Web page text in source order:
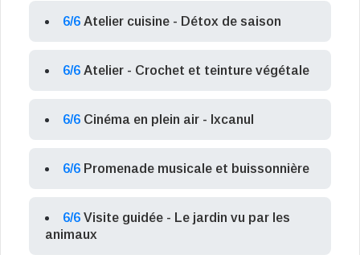
6/6 Atelier cuisine - Détox de saison
6/6 Atelier - Crochet et teinture végétale
6/6 Cinéma en plein air - Ixcanul
6/6 Promenade musicale et buissonnière
6/6 Visite guidée - Le jardin vu par les
animaux